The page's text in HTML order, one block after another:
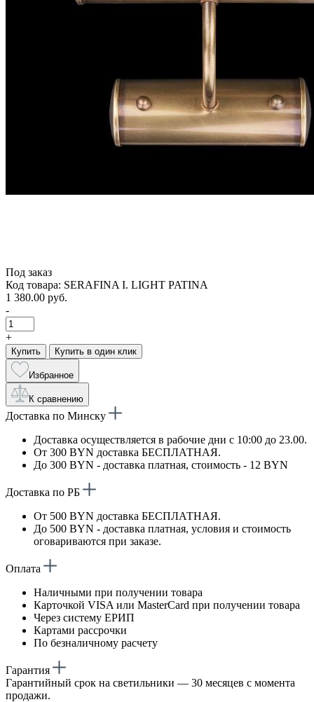
Под заказ
Код товара: SERAFINA I. LIGHT PATINA
1 380.00 руб.
-
+
Купить Купить в один клик
Избранное
К сравнению
Доставка по Минску
Доставка осуществляется в рабочие дни с 10:00 до 23.00.
От 300 BYN доставка БЕСПЛАТНАЯ.
До 300 BYN - доставка платная, стоимость - 12 BYN
Доставка по РБ
От 500 BYN доставка БЕСПЛАТНАЯ.
До 500 BYN - доставка платная, условия и стоимость
оговариваются при заказе.
Оплата
Наличными при получении товара
Карточкой VISA или MasterCard при получении товара
Через систему ЕРИП
Картами рассрочки
По безналичному расчету
Гарантия
Гарантийный срок на светильники — 30 месяцев с момента
продажи.